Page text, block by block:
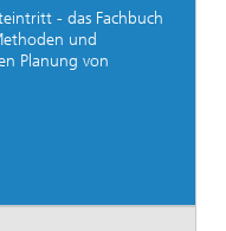
- das Fachbuch
und
Planung von